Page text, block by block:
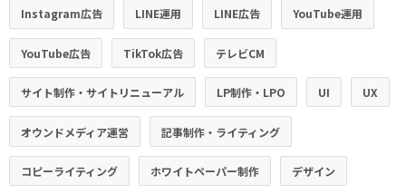
Instagram広告 LINE運用 LINE広告 YouTube運用
YouTube広告 TikTok広告 テレビCM
サイト制作・サイトリニューアル LP制作・LPO UI UX
オウンドメディア運営 記事制作・ライティング
コピーライティング ホワイトペーパー制作 デザイン